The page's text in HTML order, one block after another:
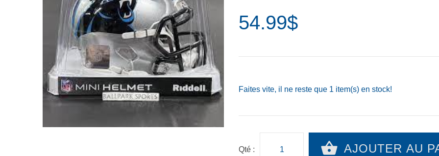
54.99$
Faites vite, il ne reste que 1 item(s) en stock!
Qté : AJOUTER AU